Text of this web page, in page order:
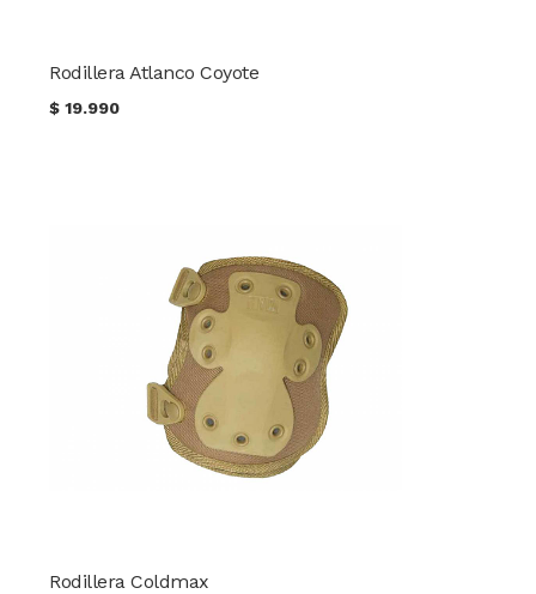
Rodillera Atlanco Coyote
$19.990
Rodillera Coldmax